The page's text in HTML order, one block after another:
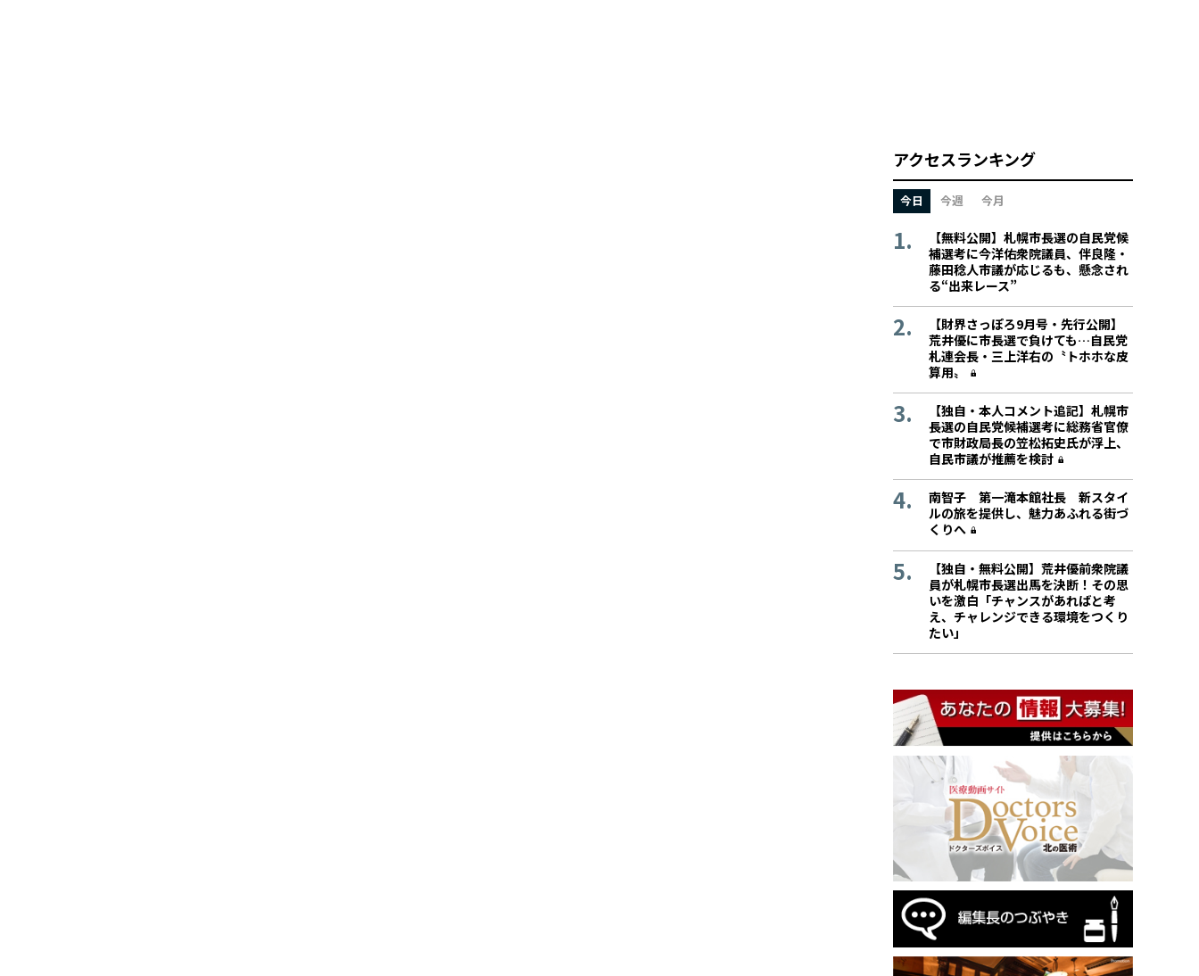
アクセスランキング
今日 今週 今月
【無料公開】札幌市長選の自民党候
補選考に今洋佑衆院議員、伴良隆・
藤田稔人市議が応じるも、懸念され
る“出来レース”
【財界さっぽろ9月号・先行公開】
荒井優に市長選で負けても…自民党
札連会長・三上洋右の〝トホホな皮
算用〟
【独自・本人コメント追記】札幌市
長選の自民党候補選考に総務省官僚
で市財政局長の笠松拓史氏が浮上、
自民市議が推薦を検討
南智子 第一滝本館社長 新スタイ
ルの旅を提供し、魅力あふれる街づ
くりへ
【独自・無料公開】荒井優前衆院議
員が札幌市長選出馬を決断！その思
いを激白「チャンスがあればと考
え、チャレンジできる環境をつくり
たい」